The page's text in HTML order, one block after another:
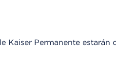
Permanente estarán